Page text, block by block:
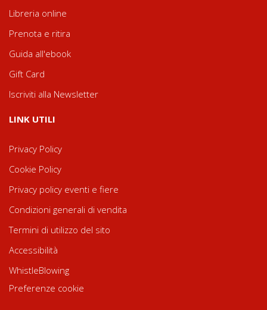
Libreria online
Prenota e ritira
Guida all'ebook
Gift Card
Iscriviti alla Newsletter
LINK UTILI
Privacy Policy
Cookie Policy
Privacy policy eventi e fiere
Condizioni generali di vendita
Termini di utilizzo del sito
Accessibilità
WhistleBlowing
Preferenze cookie